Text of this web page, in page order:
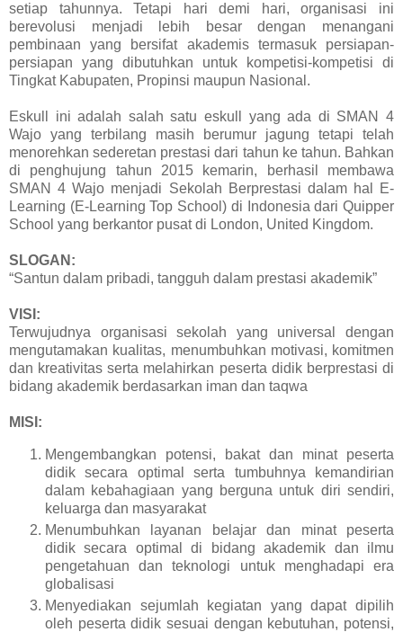
setiap tahunnya. Tetapi hari demi hari, organisasi ini
berevolusi menjadi lebih besar dengan menangani
pembinaan yang bersifat akademis termasuk persiapan-
persiapan yang dibutuhkan untuk kompetisi-kompetisi di
Tingkat Kabupaten, Propinsi maupun Nasional.
Eskull ini adalah salah satu eskull yang ada di SMAN 4
Wajo yang terbilang masih berumur jagung tetapi telah
menorehkan sederetan prestasi dari tahun ke tahun. Bahkan
di penghujung tahun 2015 kemarin, berhasil membawa
SMAN 4 Wajo menjadi Sekolah Berprestasi dalam hal E-
Learning (E-Learning Top School) di Indonesia dari Quipper
School yang berkantor pusat di London, United Kingdom.
SLOGAN:
“Santun dalam pribadi, tangguh dalam prestasi akademik”
VISI:
Terwujudnya organisasi sekolah yang universal dengan
mengutamakan kualitas, menumbuhkan motivasi, komitmen
dan kreativitas serta melahirkan peserta didik berprestasi di
bidang akademik berdasarkan iman dan taqwa
MISI:
Mengembangkan potensi, bakat dan minat peserta
didik secara optimal serta tumbuhnya kemandirian
dalam kebahagiaan yang berguna untuk diri sendiri,
keluarga dan masyarakat
Menumbuhkan layanan belajar dan minat peserta
didik secara optimal di bidang akademik dan ilmu
pengetahuan dan teknologi untuk menghadapi era
globalisasi
Menyediakan sejumlah kegiatan yang dapat dipilih
oleh peserta didik sesuai dengan kebutuhan, potensi,